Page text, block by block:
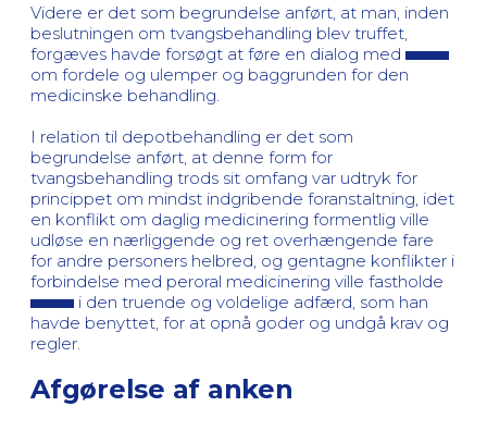
Videre er det som begrundelse anført, at man, inden
beslutningen om tvangsbehandling blev truffet,
forgæves havde forsøgt at føre en dialog med
om fordele og ulemper og baggrunden for den
medicinske behandling.
I relation til depotbehandling er det som
begrundelse anført, at denne form for
tvangsbehandling trods sit omfang var udtryk for
princippet om mindst indgribende foranstaltning, idet
en konflikt om daglig medicinering formentlig ville
udløse en nærliggende og ret overhængende fare
for andre personers helbred, og gentagne konflikter i
forbindelse med peroral medicinering ville fastholde
i den truende og voldelige adfærd, som han
havde benyttet, for at opnå goder og undgå krav og
regler.
Afgørelse af anken